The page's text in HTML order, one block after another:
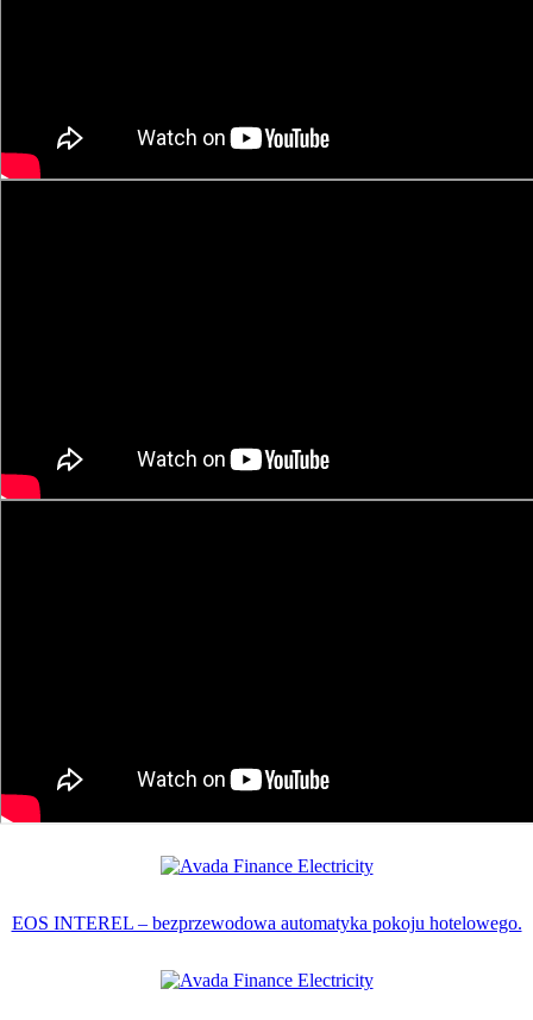
EOS INTEREL – bezprzewodowa automatyka pokoju hotelowego.